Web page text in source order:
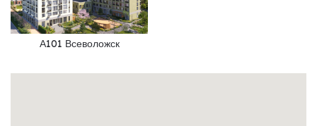
А101 Всеволожск